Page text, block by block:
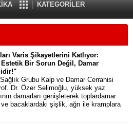
KATEGORİLER
Varis Şikayetlerini Katlıyor:
Estetik Bir Sorun Değil, Damar
Grubu Kalp ve Damar Cerrahisi
Dr. Özer Selimoğlu, yüksek yaz
damarları genişleterek toplardamar
bacaklardaki şişlik, ağrı ile kramplara